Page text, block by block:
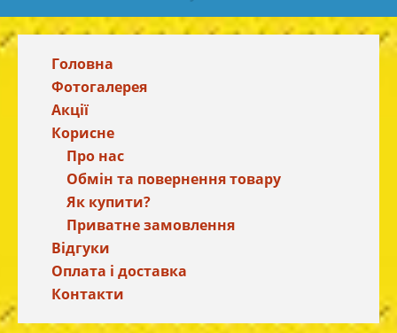
Головна
Фотогалерея
Акції
Корисне
Про нас
Обмін та повернення товару
Як купити?
Приватне замовлення
Відгуки
Оплата і доставка
Контакти